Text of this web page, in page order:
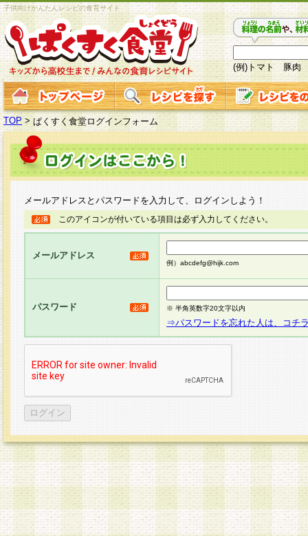
子供向けかんたんレシピの食育サイト
(例)トマト 豚肉
TOP > ぱくすく食堂ログインフォーム
メールアドレスとパスワードを入力して、ログインしよう！
このアイコンが付いている項目は必ず入力してください。
メールアドレス
例）abcdefg@hijk.com
パスワード ※ 半角英数字20文字以内
⇒パスワードを忘れた人は、コチ